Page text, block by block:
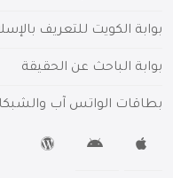
بوابة الكويت للتعريف
بوابة الباحث عن الحقيقة
بطاقات الواتس آب